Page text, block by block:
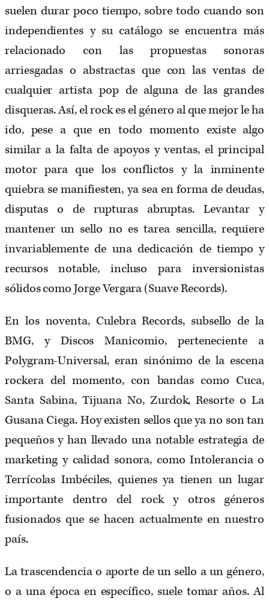
suelen durar poco tiempo, sobre todo cuando son
independientes y su catálogo se encuentra más
relacionado con las propuestas sonoras
arriesgadas o abstractas que con las ventas de
cualquier artista pop de alguna de las grandes
disqueras. Así, el rock es el género al que mejor le ha
ido, pese a que en todo momento existe algo
similar a la falta de apoyos y ventas, el principal
motor para que los conflictos y la inminente
quiebra se manifiesten, ya sea en forma de deudas,
disputas o de rupturas abruptas. Levantar y
mantener un sello no es tarea sencilla, requiere
invariablemente de una dedicación de tiempo y
recursos notable, incluso para inversionistas
sólidos como Jorge Vergara (Suave Records).
En los noventa, Culebra Records, subsello de la
BMG, y Discos Manicomio, perteneciente a
Polygram-Universal, eran sinónimo de la escena
rockera del momento, con bandas como Cuca,
Santa Sabina, Tijuana No, Zurdok, Resorte o La
Gusana Ciega. Hoy existen sellos que ya no son tan
pequeños y han llevado una notable estrategia de
marketing y calidad sonora, como Intolerancia o
Terrícolas Imbéciles, quienes ya tienen un lugar
importante dentro del rock y otros géneros
fusionados que se hacen actualmente en nuestro
país.
La trascendencia o aporte de un sello a un género,
o a una época en específico, suele tomar años. Al